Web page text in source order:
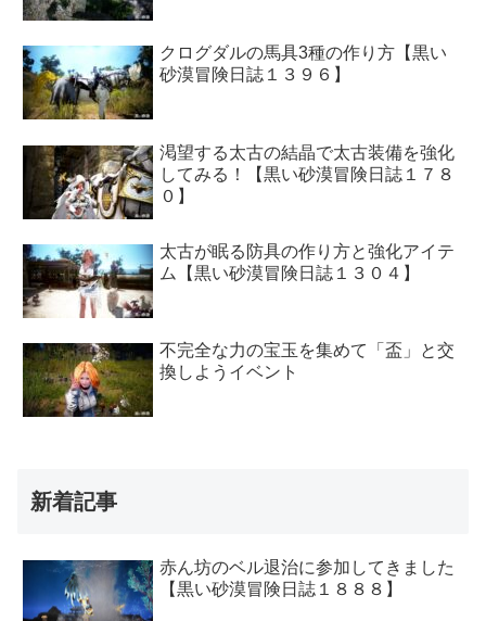
クログダルの馬具3種の作り方【黒い
砂漠冒険日誌１３９６】
渇望する太古の結晶で太古装備を強化
してみる！【黒い砂漠冒険日誌１７８
０】
太古が眠る防具の作り方と強化アイテ
ム【黒い砂漠冒険日誌１３０４】
不完全な力の宝玉を集めて「盃」と交
換しようイベント
新着記事
赤ん坊のベル退治に参加してきました
【黒い砂漠冒険日誌１８８８】